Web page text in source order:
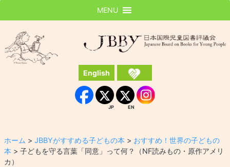
JBBY
English
Facebook
JP
JP
EN
EN Instagram
MENU
ホーム > JBBYがすすめる子どもの本 > おすすめ！世界の子どもの
本 > 子どもを守る言葉「同意」って何？（NF読みもの・原作アメリ
カ）